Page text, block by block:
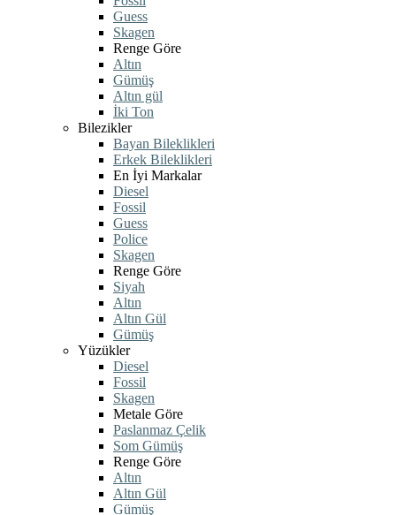
Guess
Skagen
Renge Göre
Altın
Gümüş
Altın gül
İki Ton
Bilezikler
Bayan Bileklikleri
Erkek Bileklikleri
En İyi Markalar
Diesel
Fossil
Guess
Police
Skagen
Renge Göre
Siyah
Altın
Altın Gül
Gümüş
Yüzükler
Diesel
Fossil
Skagen
Metale Göre
Paslanmaz Çelik
Som Gümüş
Renge Göre
Altın
Altın Gül
Gümüş